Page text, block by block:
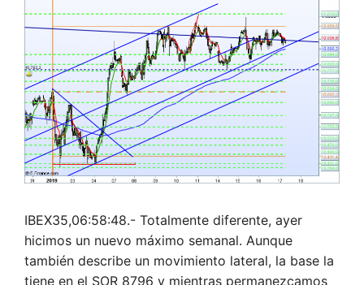
IBEX35,06:58:48.- Totalmente diferente, ayer
hicimos un nuevo máximo semanal. Aunque
también describe un movimiento lateral, la base la
tiene en el SOR 8796 y mientras permanezcamos